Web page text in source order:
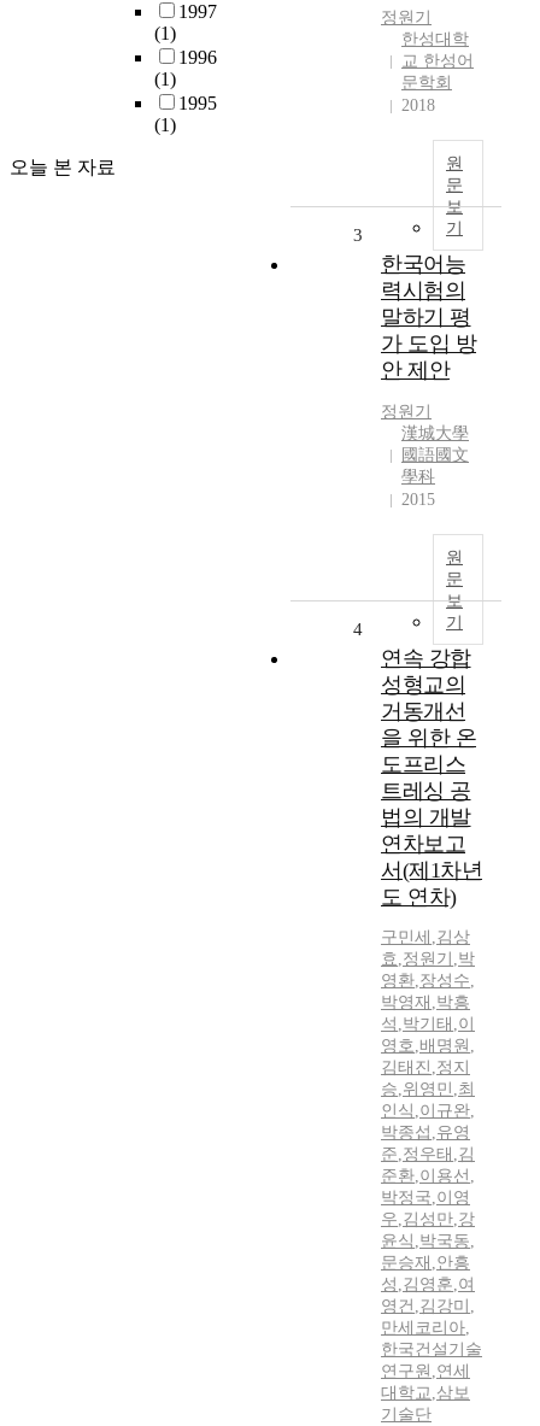
1997
(1)
1996
(1)
1995
(1)
오늘 본 자료
정원기
한성대학
교 한성어
문학회
2018
원
문
보
기
3
한국어능
력시험의
말하기 평
가 도입 방
안 제안
정원기
漢城大學
國語國文
學科
2015
원
문
보
기
4
연속 강합
성형교의
거동개선
을 위한 온
도프리스
트레싱 공
법의 개발
연차보고
서(제1차년
도 연차)
구민세 ,김상
효 ,정원기 ,박
영환,장성수,
박영재 ,박흥
석 ,박기태 ,이
영호,배명원 ,
김태진 ,정지
승,위영민 ,최
인식 ,이규완,
박종섭 ,유영
준,정우태 ,김
준환,이용선 ,
박정국,이영
우,김성만,강
윤식 ,박국동,
문승재 ,안흥
성 ,김영훈,여
영건 ,김강미 ,
만세코리아,
한국건설기술
연구원 ,연세
대학교,삼보
기술단